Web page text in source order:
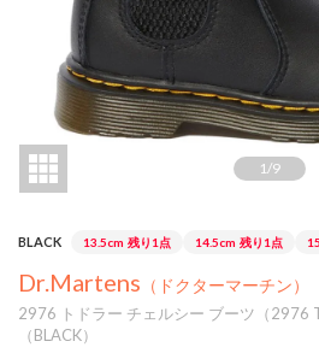
1 /9
BLACK 13.5cm 残り1点 14.5cm 残り1点
Dr.Martens （ドクターマーチン）
2976 トドラー チェルシー ブーツ（2976
（BLACK）